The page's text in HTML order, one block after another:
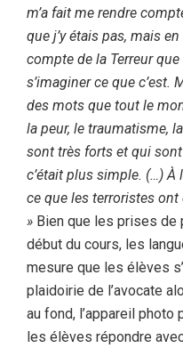
m’a fait me rendre
que j’y étais pas, mais
compte de la Terreur
s’imaginer ce que c’est.
des mots que tout le
la peur, le traumatisme,
sont très forts et qui
c’était plus simple. (…) À
ce que les terroristes
» Bien que les prises
début du cours, les
mesure que les élèves
plaidoirie de l’avocate
au fond, l’appareil photo
les élèves répondre